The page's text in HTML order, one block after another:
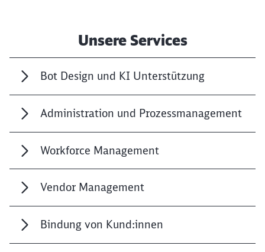
Unsere Services
Bot Design und KI Unterstützung
Administration und Prozessmanagement
Workforce Management
Vendor Management
Bindung von Kund:innen